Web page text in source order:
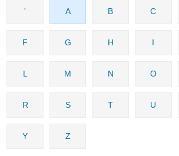
' A B C
F G H I
L M N O
R S T U
Y Z